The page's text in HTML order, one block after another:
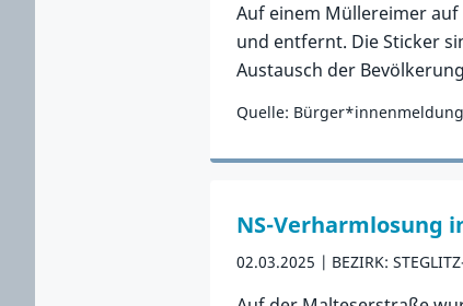
Auf einem Müllereimer
und entfernt. Die Sticker
Austausch der
Quelle:
Zum Vorfall
NS-Verharmlosung
02.03.2025 BEZIRK: